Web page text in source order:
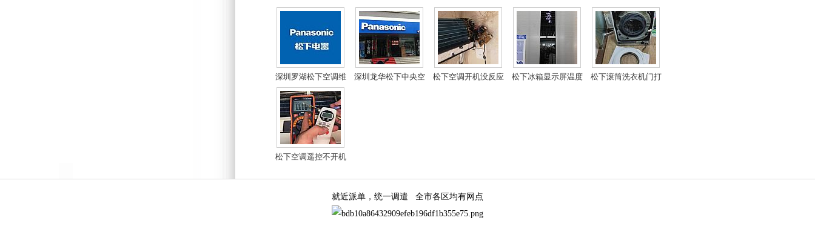
深圳罗湖松下空调维
修
深圳龙华松下中央空
松下空调开机没反应
松下冰箱显示屏温度
松下滚筒洗衣机门打
松下空调遥控不开机
就近派单，统一调遣 全市各区均有网点